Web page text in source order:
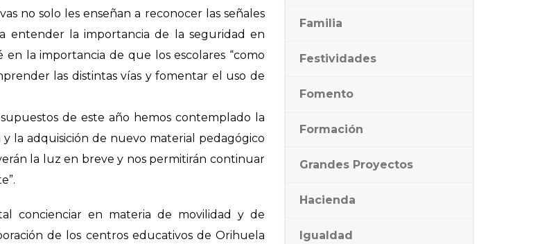
no solo les enseñan a reconocer las señales
entender la importancia de la seguridad en
en la importancia de que los escolares “como
las distintas vías y fomentar el uso de
de este año hemos contemplado la
la adquisición de nuevo material pedagógico
la luz en breve y nos permitirán continuar
concienciar en materia de movilidad y de
de los centros educativos de Orihuela
Familia
Festividades
Fomento
Formación
Grandes Proyectos
Hacienda
Igualdad